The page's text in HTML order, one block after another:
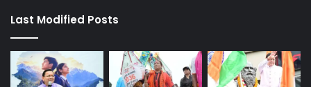
Last Modified Posts